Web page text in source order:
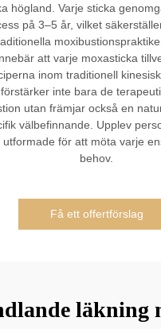
högland. Varje sticka
på 3–5 år, vilket
att varje moxasticka
inom traditionell
inte bara de
utan främjar också en
välbefinnande. Upplev
utformade för att möta varje
behov.
Få ett offertförslag
läkning